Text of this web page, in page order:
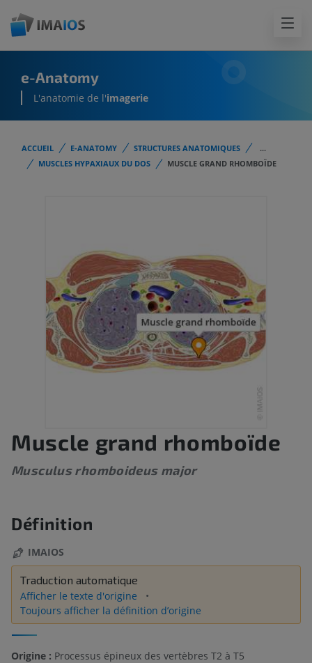
e-Anatomy
L'anatomie de l'imagerie
ACCUEIL E-ANATOMY STRUCTURES ANATOMIQUES
...
MUSCLES HYPAXIAUX DU DOS
MUSCLE GRAND RHOMBOÏDE
Muscle grand rhomboïde
Musculus rhomboideus major
Définition
IMAIOS
Traduction automatique
Afficher le texte d'origine
Toujours afficher la définition d’origine
Origine : Processus épineux des vertèbres T2 à T5